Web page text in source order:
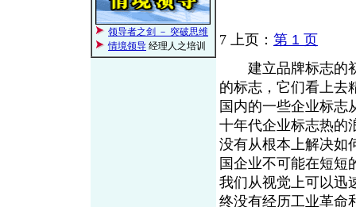
领导者之剑 － 突破思维
情境领导 经理人之培训 7 上页： 第 1 页
建立品牌标志的初
的标志，它们看上去
国内的一些企业标志
十年代企业标志热的
没有从根本上解决如
国企业不可能在短短
我们从视觉上可以迅
终没有经历工业革命